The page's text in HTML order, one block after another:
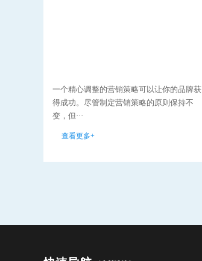
一个精心调整的营销策略可以让你的品牌获
得成功。尽管制定营销策略的原则保持不
变，但···
查看更多+